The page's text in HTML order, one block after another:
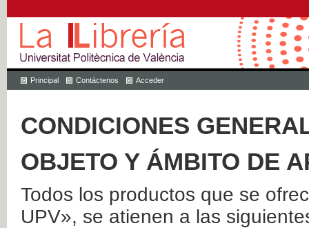
Principal Contáctenos Acceder
CONDICIONES
OBJETO Y ÁMBITO DE
Todos los productos que se
UPV», se atienen a las